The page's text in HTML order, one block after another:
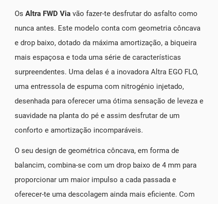
Os Altra FWD Via vão fazer-te desfrutar do asfalto como
nunca antes. Este modelo conta com geometria côncava
e drop baixo, dotado da máxima amortização, a biqueira
mais espaçosa e toda uma série de características
surpreendentes. Uma delas é a inovadora Altra EGO FLO,
uma entressola de espuma com nitrogénio injetado,
desenhada para oferecer uma ótima sensação de leveza e
suavidade na planta do pé e assim desfrutar de um
conforto e amortização incomparáveis.
O seu design de geométrica côncava, em forma de
balancim, combina-se com um drop baixo de 4 mm para
proporcionar um maior impulso a cada passada e
oferecer-te uma descolagem ainda mais eficiente. Com